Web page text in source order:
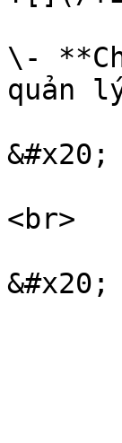
\-
quản
&#x20;
<br>